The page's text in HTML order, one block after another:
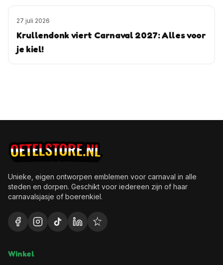
27 juli 2026
Krullendonk viert Carnaval 2027: Alles voor
je kiel!
Unieke, eigen ontworpen emblemen voor carnaval in alle
steden en dorpen. Geschikt voor iedereen zijn of haar
carnavalsjasje of boerenkiel.
Winkel